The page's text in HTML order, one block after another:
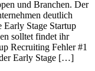
und Branchen. Der
deutlich
Early Stage Startup
solltet findet ihr
Recruiting Fehler #1
Early Stage […]